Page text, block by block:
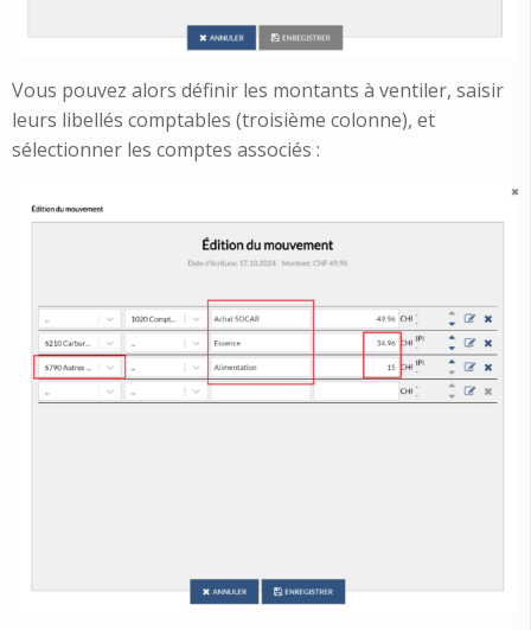
Vous pouvez alors définir les montants à ventiler, saisir
leurs libellés comptables (troisième colonne), et
sélectionner les comptes associés :